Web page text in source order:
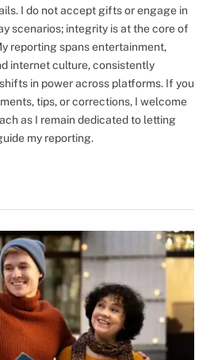
I do not accept gifts or engage in
scenarios; integrity is at the core of
reporting spans entertainment,
internet culture, consistently
in power across platforms. If you
tips, or corrections, I welcome
as I remain dedicated to letting
my reporting.